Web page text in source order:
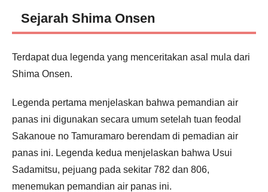
Sejarah Shima Onsen
Terdapat dua legenda yang menceritakan asal mula dari
Shima Onsen.
Legenda pertama menjelaskan bahwa pemandian air
panas ini digunakan secara umum setelah tuan feodal
Sakanoue no Tamuramaro berendam di pemadian air
panas ini. Legenda kedua menjelaskan bahwa Usui
Sadamitsu, pejuang pada sekitar 782 dan 806,
menemukan pemandian air panas ini.